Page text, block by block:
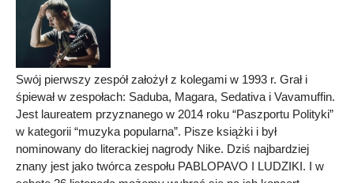
Swój pierwszy zespół założył z kolegami w 1993 r. Grał i
śpiewał w zespołach: Saduba, Magara, Sedativa i Vavamuffin.
Jest laureatem przyznanego w 2014 roku “Paszportu Polityki”
w kategorii “muzyka popularna”. Pisze książki i był
nominowany do literackiej nagrody Nike. Dziś najbardziej
znany jest jako twórca zespołu PABLOPAVO I LUDZIKI. I w